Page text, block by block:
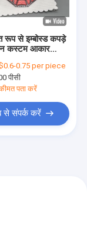
रूप से इम्बोस्ड कपड़े
कस्टम आकार
0.75 per piece
पीसी
पता करें
से संपर्क करें